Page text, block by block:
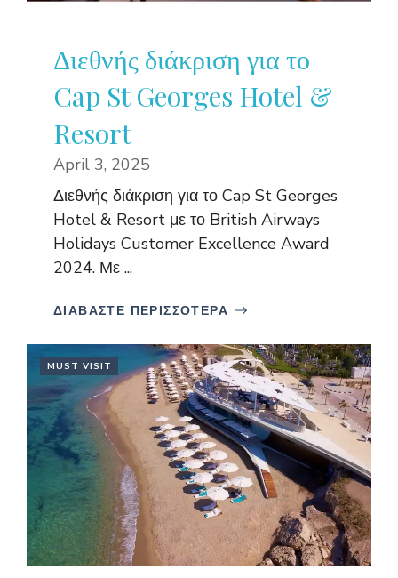
Διεθνής διάκριση για το
Cap St Georges Hotel &
Resort
April 3, 2025
Διεθνής διάκριση για το Cap St Georges
Hotel & Resort με το British Airways
Holidays Customer Excellence Award
2024. Με ...
ΔΙΑΒΑΣΤΕ ΠΕΡΙΣΣΟΤΕΡΑ
MUST VISIT